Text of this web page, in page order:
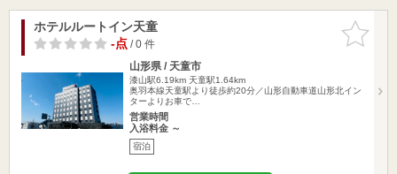
お気に入
りに追加
ホテルルートイン天童
-点/ 0 件
山形県 / 天童市
漆山駅6.19km 天童駅1.64km
奥羽本線天童駅より徒歩約20分／山形自動車道山形北イン
ターよりお車で…
営業時間
入浴料金 ～
宿泊